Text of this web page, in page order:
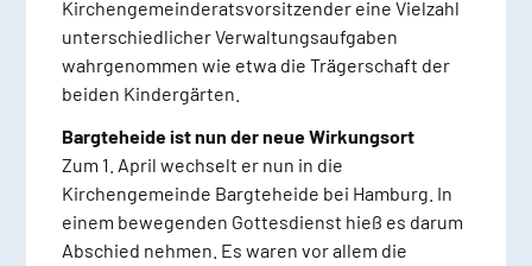
Kirchengemeinderatsvorsitzender eine Vielzahl
unterschiedlicher Verwaltungsaufgaben
wahrgenommen wie etwa die Trägerschaft der
beiden Kindergärten.
Bargteheide ist nun der neue Wirkungsort
Zum 1. April wechselt er nun in die
Kirchengemeinde Bargteheide bei Hamburg. In
einem bewegenden Gottesdienst hieß es darum
Abschied nehmen. Es waren vor allem die